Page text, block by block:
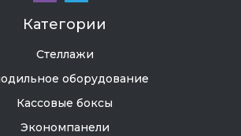
Категории
Стеллажи
оборудование
Кассовые боксы
Экономпанели